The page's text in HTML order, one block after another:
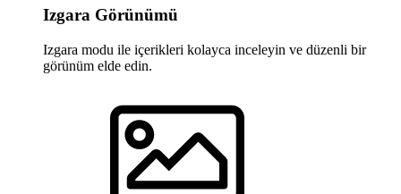
Izgara Görünümü
Izgara modu ile içerikleri kolayca inceleyin ve düzenli bir
görünüm elde edin.